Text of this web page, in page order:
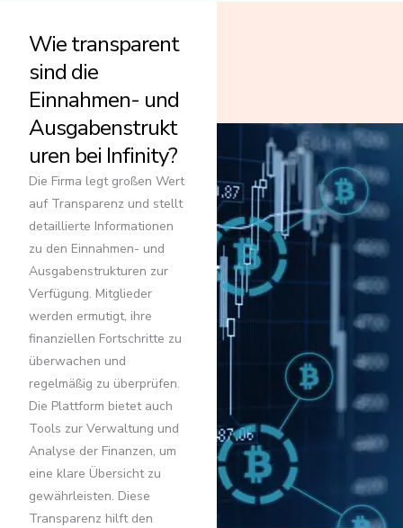
Wie transparent
sind die
Einnahmen- und
Ausgabenstrukt
uren bei Infinity?
Die Firma legt großen Wert
auf Transparenz und stellt
detaillierte Informationen
zu den Einnahmen- und
Ausgabenstrukturen zur
Verfügung. Mitglieder
werden ermutigt, ihre
finanziellen Fortschritte zu
überwachen und
regelmäßig zu überprüfen.
Die Plattform bietet auch
Tools zur Verwaltung und
Analyse der Finanzen, um
eine klare Übersicht zu
gewährleisten. Diese
Transparenz hilft den